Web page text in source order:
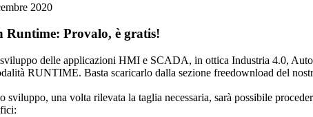
2020
Runtime: Provalo, è gratis!
delle applicazioni HMI e SCADA, in ottica Industria 4.0,
RUNTIME. Basta scaricarlo dalla sezione freedownload del
sviluppo, una volta rilevata la taglia necessaria, sarà possibile